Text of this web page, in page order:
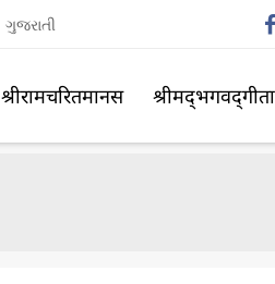
ગુજરાતી
श्रीरामचरितमानस श्रीमद्‍भगवद्‍गीता